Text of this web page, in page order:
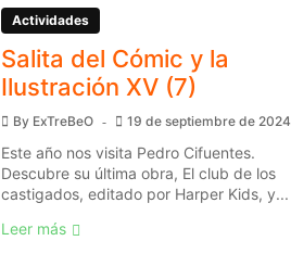
Actividades
Salita del Cómic y la
Ilustración XV (7)
By ExTreBeO 19 de septiembre de 2024
Este año nos visita Pedro Cifuentes.
Descubre su última obra, El club de los
castigados, editado por Harper Kids, y...
Leer más